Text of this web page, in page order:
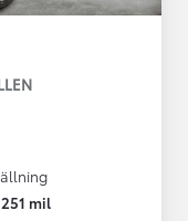
251 mil